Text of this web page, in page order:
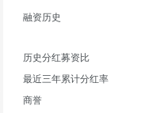
融资历史
历史分红募资比
最近三年累计分红率
商誉